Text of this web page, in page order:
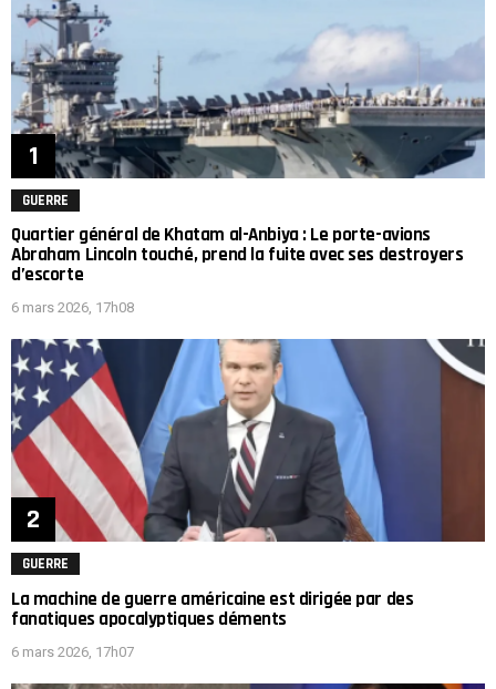
GUERRE
Quartier général de Khatam al-Anbiya : Le porte-avions
Abraham Lincoln touché, prend la fuite avec ses destroyers
d’escorte
6 mars 2026, 17h08
GUERRE
La machine de guerre américaine est dirigée par des
fanatiques apocalyptiques déments
6 mars 2026, 17h07